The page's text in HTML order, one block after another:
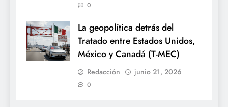
0
La geopolítica detrás del
Tratado entre Estados Unidos,
México y Canadá (T-MEC)
Redacción junio 21, 2026
0